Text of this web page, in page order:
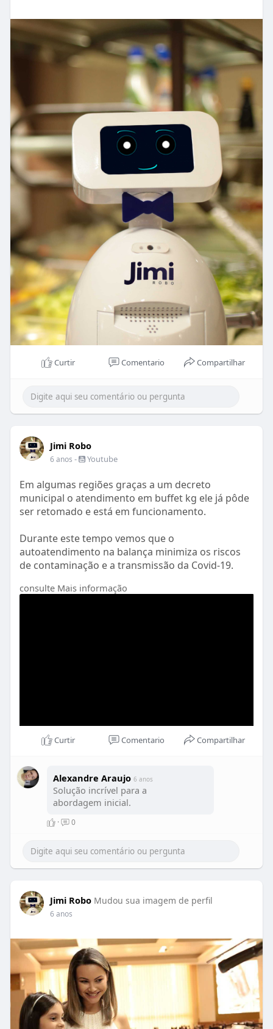
Curtir Comentario Compartilhar
Jimi Robo
6 anos - Youtube
Em algumas regiões graças a um decreto
municipal o atendimento em buffet kg ele já pôde
ser retomado e está em funcionamento.
Durante este tempo vemos que o
autoatendimento na balança minimiza os riscos
de contaminação e a transmissão da Covid-19.
Veja as 03 vantagens do autoatendimento na
#retomada#abrasel#jimirobo
consulte Mais informação
Curtir Comentario Compartilhar
Alexandre Araujo 6 anos
Solução incrível para a
abordagem inicial.
· 0
Jimi Robo Mudou sua imagem de perfil
6 anos